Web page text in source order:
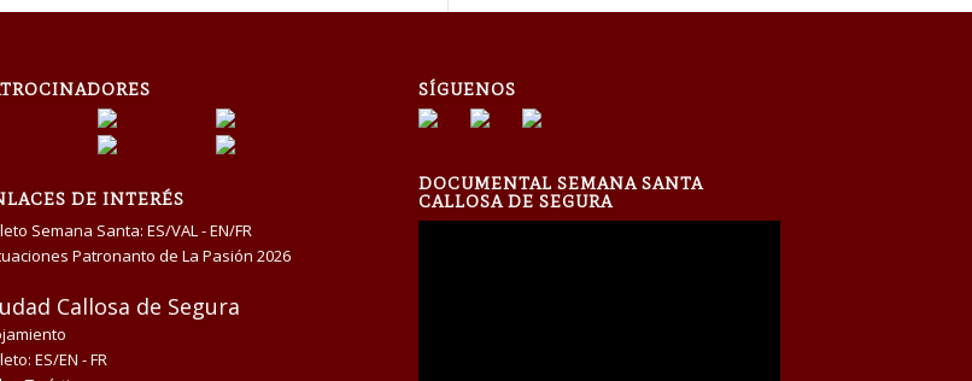
DE INTERÉS
Semana Santa: ES/VAL-EN/FR
Patronanto de La Pasión 2026
Callosa de Segura
ES/EN -FR
SÍGUENOS
DOCUMENTAL SEMANA SANTA
CALLOSA DE SEGURA